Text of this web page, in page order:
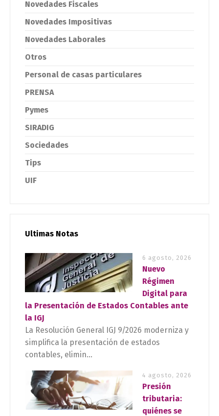
Novedades Fiscales
Novedades Impositivas
Novedades Laborales
Otros
Personal de casas particulares
PRENSA
Pymes
SIRADIG
Sociedades
Tips
UIF
Ultimas Notas
6 agosto, 2026
Nuevo
Régimen
Digital para
la Presentación de Estados Contables ante
la IGJ
La Resolución General IGJ 9/2026 moderniza y
simplifica la presentación de estados
contables, elimin...
4 agosto, 2026
Presión
tributaria:
quiénes se